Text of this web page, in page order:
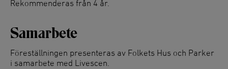
Rekommenderas från 4 år.
Samarbete
Föreställningen presenteras av Folkets Hus och Parker
i samarbete med Livescen.